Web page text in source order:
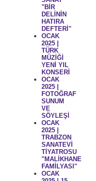
"BİR
DELİNİN
HATIRA
DEFTERİ"
OCAK
2025 |
TÜRK
MÜZİĞİ
YENİ YIL
KONSERİ
OCAK
2025 |
FOTOĞRAF
SUNUM
VE
SÖYLEŞİ
OCAK
2025 |
TRABZON
SANATEVİ
TİYATROSU
"MALİKHANE
FAMİLYASI"
OCAK